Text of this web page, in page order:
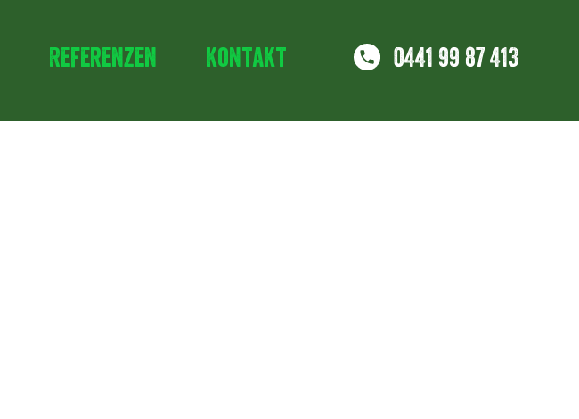
Referenzen Kontakt 0441 99 87 413